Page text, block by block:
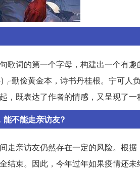
歌词的第一个字母，构建出一个有
俭黄金本，诗书丹桂根。宁可人
，既表达了作者的情感，又呈现了一
能不能走亲访友?
走亲访友仍然存在一定的风险。根
结束。因此，今年过年如果疫情还